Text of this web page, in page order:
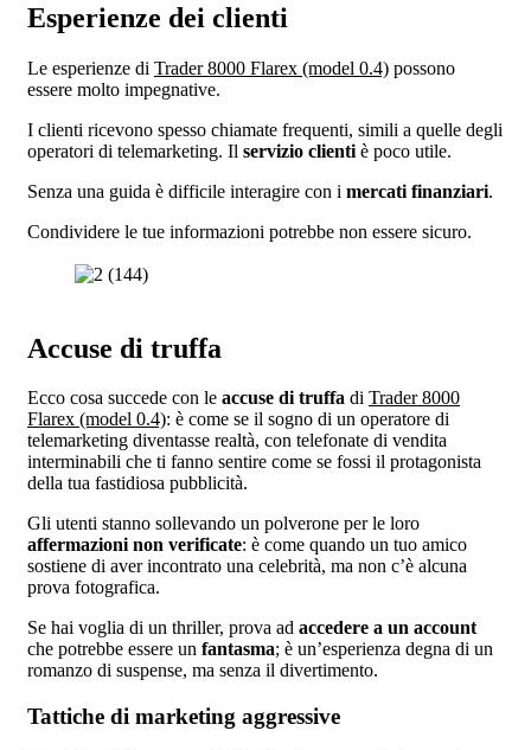
Esperienze dei clienti
Le esperienze di Trader 8000 Flarex (model 0.4) possono
essere molto impegnative.
I clienti ricevono spesso chiamate frequenti, simili a quelle degli
operatori di telemarketing. Il servizio clienti è poco utile.
Senza una guida è difficile interagire con i mercati finanziari.
Condividere le tue informazioni potrebbe non essere sicuro.
Accuse di truffa
Ecco cosa succede con le accuse di truffa di Trader 8000
Flarex (model 0.4): è come se il sogno di un operatore di
telemarketing diventasse realtà, con telefonate di vendita
interminabili che ti fanno sentire come se fossi il protagonista
della tua fastidiosa pubblicità.
Gli utenti stanno sollevando un polverone per le loro
affermazioni non verificate: è come quando un tuo amico
sostiene di aver incontrato una celebrità, ma non c’è alcuna
prova fotografica.
Se hai voglia di un thriller, prova ad accedere a un account
che potrebbe essere un fantasma; è un’esperienza degna di un
romanzo di suspense, ma senza il divertimento.
Tattiche di marketing aggressive